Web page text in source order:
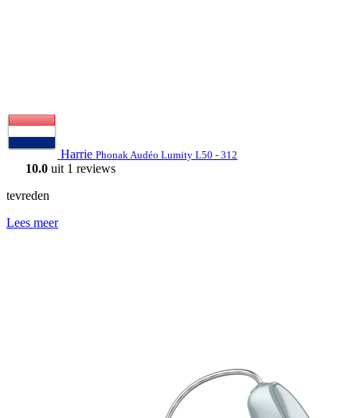
Harrie Phonak Audéo Lumity L50 - 312
10.0 uit 1 reviews
tevreden
Lees meer